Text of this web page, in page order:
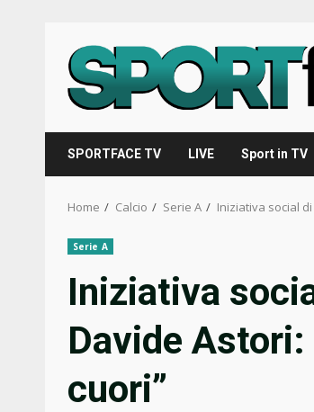
content
SPORTFACE TV LIVE Sport in TV
Home Calcio Serie A Iniziativa social
Serie A
Iniziativa
Davide
cuori”